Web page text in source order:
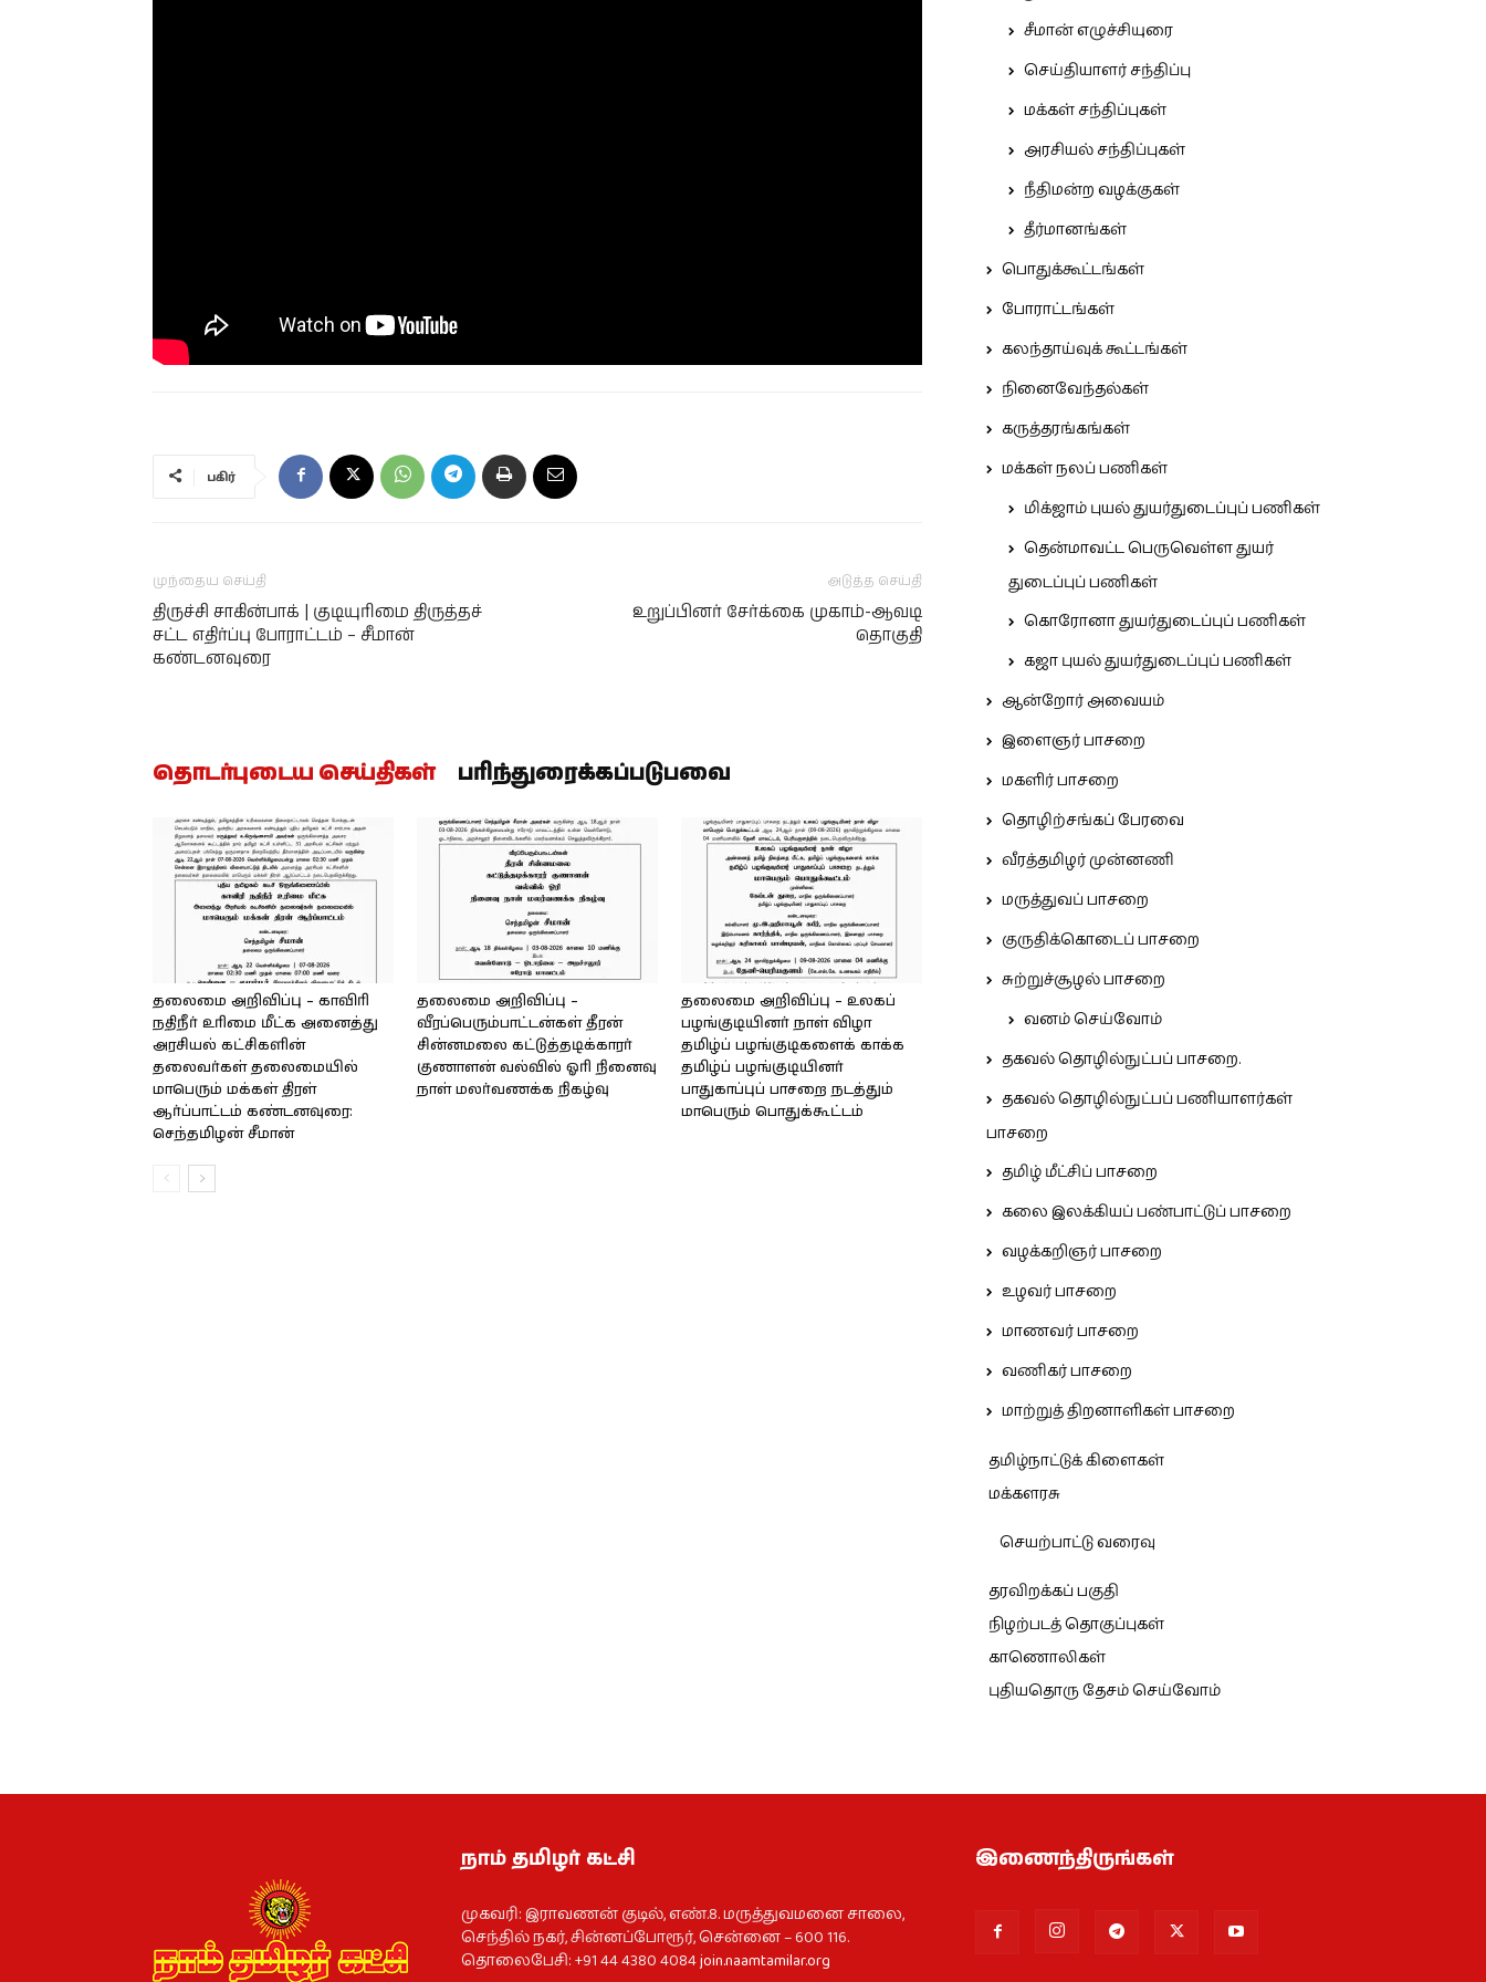
பகிர்
முந்தைய செய்தி
திருச்சி சாகின்பாக் | குடியுரிமை திருத்தச்
சட்ட எதிர்ப்பு போராட்டம் – சீமான்
கண்டனவுரை
அடுத்த செய்தி
உறுப்பினர் சேர்க்கை முகாம்-ஆவடி
தொகுதி
தொடர்புடைய செய்திகள் பரிந்துரைக்கப்படுபவை
தலைமை அறிவிப்பு – காவிரி
நதிநீர் உரிமை மீட்க அனைத்து
அரசியல் கட்சிகளின்
தலைவர்கள் தலைமையில்
மாபெரும் மக்கள் திரள்
ஆர்ப்பாட்டம் கண்டனவுரை:
செந்தமிழன் சீமான்
தலைமை அறிவிப்பு –
வீரப்பெரும்பாட்டன்கள் தீரன்
சின்னமலை கட்டுத்தடிக்காரர்
குணாளன் வல்வில் ஓரி நினைவு
நாள் மலர்வணக்க நிகழ்வு
தலைமை அறிவிப்பு – உலகப்
பழங்குடியினர் நாள் விழா
தமிழ்ப் பழங்குடிகளைக் காக்க
தமிழ்ப் பழங்குடியினர்
பாதுகாப்புப் பாசறை நடத்தும்
மாபெரும் பொதுக்கூட்டம்
சீமான் எழுச்சியுரை
செய்தியாளர் சந்திப்பு
மக்கள் சந்திப்புகள்
அரசியல் சந்திப்புகள்
நீதிமன்ற வழக்குகள்
தீர்மானங்கள்
பொதுக்கூட்டங்கள்
போராட்டங்கள்
கலந்தாய்வுக் கூட்டங்கள்
நினைவேந்தல்கள்
கருத்தரங்கங்கள்
மக்கள் நலப் பணிகள்
மிக்ஜாம் புயல் துயர்துடைப்புப் பணிகள்
தென்மாவட்ட பெருவெள்ள துயர்
துடைப்புப் பணிகள்
கொரோனா துயர்துடைப்புப் பணிகள்
கஜா புயல் துயர்துடைப்புப் பணிகள்
ஆன்றோர் அவையம்
இளைஞர் பாசறை
மகளிர் பாசறை
தொழிற்சங்கப் பேரவை
வீரத்தமிழர் முன்னணி
மருத்துவப் பாசறை
குருதிக்கொடைப் பாசறை
சுற்றுச்சூழல் பாசறை
வனம் செய்வோம்
தகவல் தொழில்நுட்பப் பாசறை.
தகவல் தொழில்நுட்பப் பணியாளர்கள்
பாசறை
தமிழ் மீட்சிப் பாசறை
கலை இலக்கியப் பண்பாட்டுப் பாசறை
வழக்கறிஞர் பாசறை
உழவர் பாசறை
மாணவர் பாசறை
வணிகர் பாசறை
மாற்றுத் திறனாளிகள் பாசறை
தமிழ்நாட்டுக் கிளைகள்
மக்களரசு
செயற்பாட்டு வரைவு
தரவிறக்கப் பகுதி
நிழற்படத் தொகுப்புகள்
காணொலிகள்
புதியதொரு தேசம் செய்வோம்
நாம் தமிழர் கட்சி
முகவரி: இராவணன் குடில், எண்.8. மருத்துவமனை சாலை,
செந்தில் நகர், சின்னப்போரூர், சென்னை – 600 116.
தொலைபேசி: +91 44 4380 4084join.naamtamilar.org
இணைந்திருங்கள்